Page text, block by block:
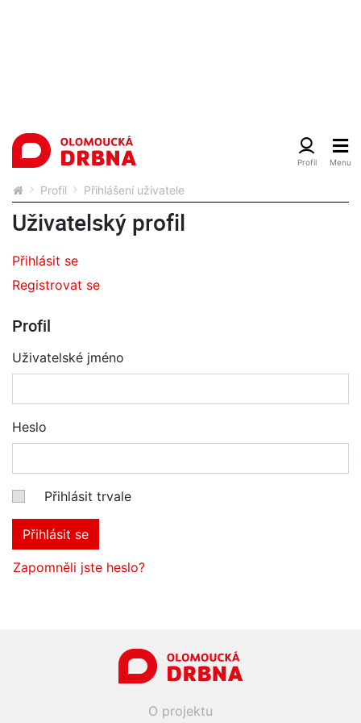
Profil Přihlášení uživatele
Uživatelský profil
Přihlásit se
Registrovat se
Profil
Uživatelské jméno
Heslo
Přihlásit trvale
Přihlásit se
Zapomněli jste heslo?
O projektu